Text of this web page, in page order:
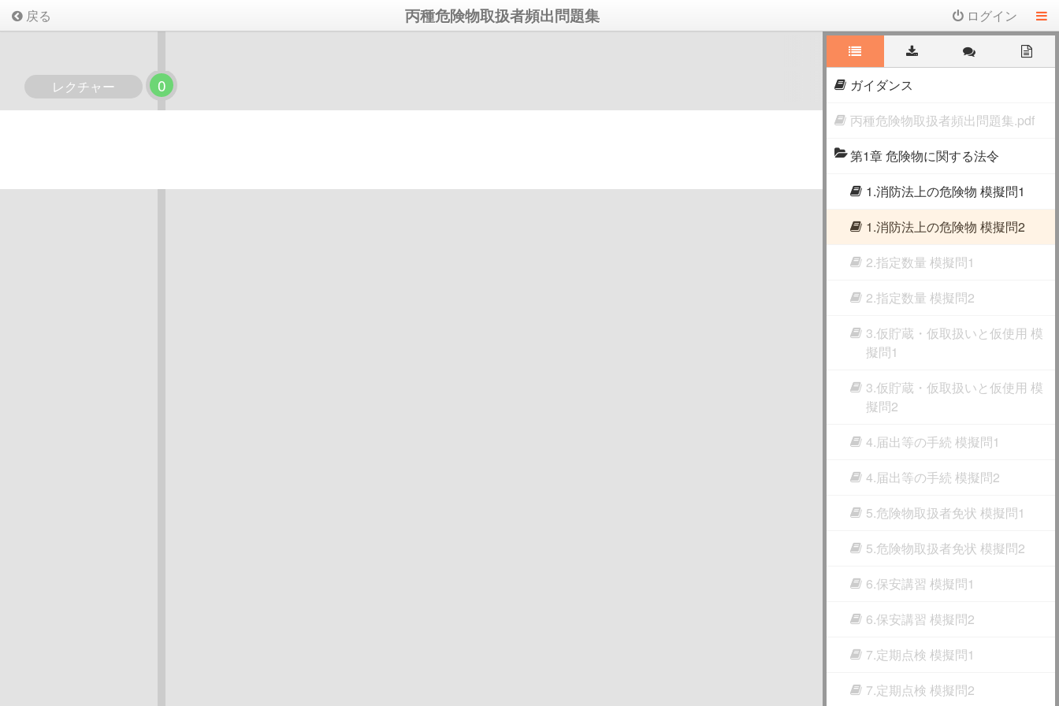
戻る 丙種危険物取扱者頻出問題集 ログイン
レクチャー 0
ガイダンス
丙種危険物取扱者頻出問題集.pdf
第1章 危険物に関する法令
1.消防法上の危険物 模擬問1
1.消防法上の危険物 模擬問2
2.指定数量 模擬問1
2.指定数量 模擬問2
3.仮貯蔵・仮取扱いと仮使用 模
擬問1
3.仮貯蔵・仮取扱いと仮使用 模
擬問2
4.届出等の手続 模擬問1
4.届出等の手続 模擬問2
5.危険物取扱者免状 模擬問1
5.危険物取扱者免状 模擬問2
6.保安講習 模擬問1
6.保安講習 模擬問2
7.定期点検 模擬問1
7.定期点検 模擬問2